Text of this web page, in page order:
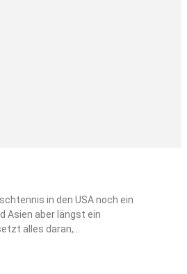
in den USA noch ein
Asien aber längst ein
alles daran,...